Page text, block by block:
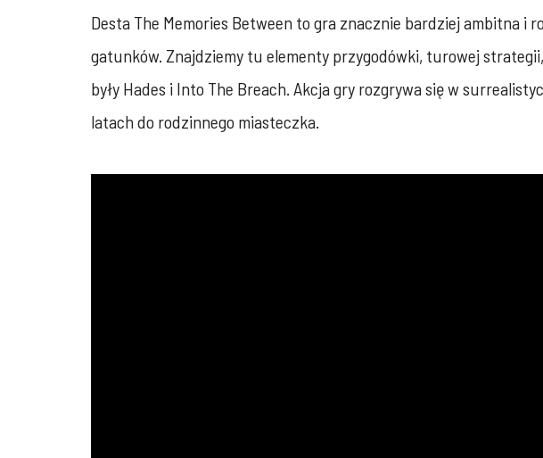
Desta The Memories Between to gra znacznie bardziej ambitna i
gatunków. Znajdziemy tu elementy przygodówki, turowej
były Hades i Into The Breach. Akcja gry rozgrywa się w
latach do rodzinnego miasteczka.